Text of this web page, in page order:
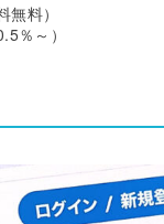
料）
％～）